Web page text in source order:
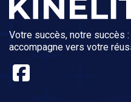
Votre succès, notre succès
accompagne vers votre